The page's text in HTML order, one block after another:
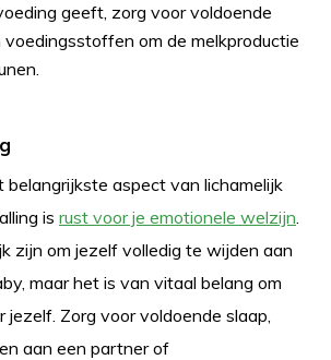
geeft, zorg voor voldoende
voedingsstoffen om de melkproductie
belangrijkste aspect van lichamelijk
is rust voor je emotionele welzijn.
zijn om jezelf volledig te wijden aan
maar het is van vitaal belang om
jezelf. Zorg voor voldoende slaap,
aan een partner of